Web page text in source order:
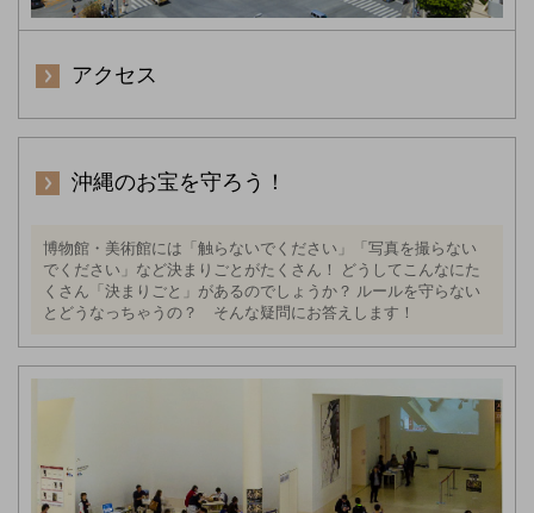
アクセス
沖縄のお宝を守ろう！
博物館・美術館には「触らないでください」「写真を撮らない
でください」など決まりごとがたくさん！ どうしてこんなにた
くさん「決まりごと」があるのでしょうか？ ルールを守らない
とどうなっちゃうの？ そんな疑問にお答えします！